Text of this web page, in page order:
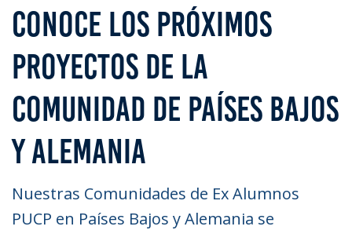
CONOCE LOS PRÓXIMOS
PROYECTOS DE LA
COMUNIDAD DE PAÍSES BAJOS
Y ALEMANIA
Nuestras Comunidades de Ex Alumnos
PUCP en Países Bajos y Alemania se